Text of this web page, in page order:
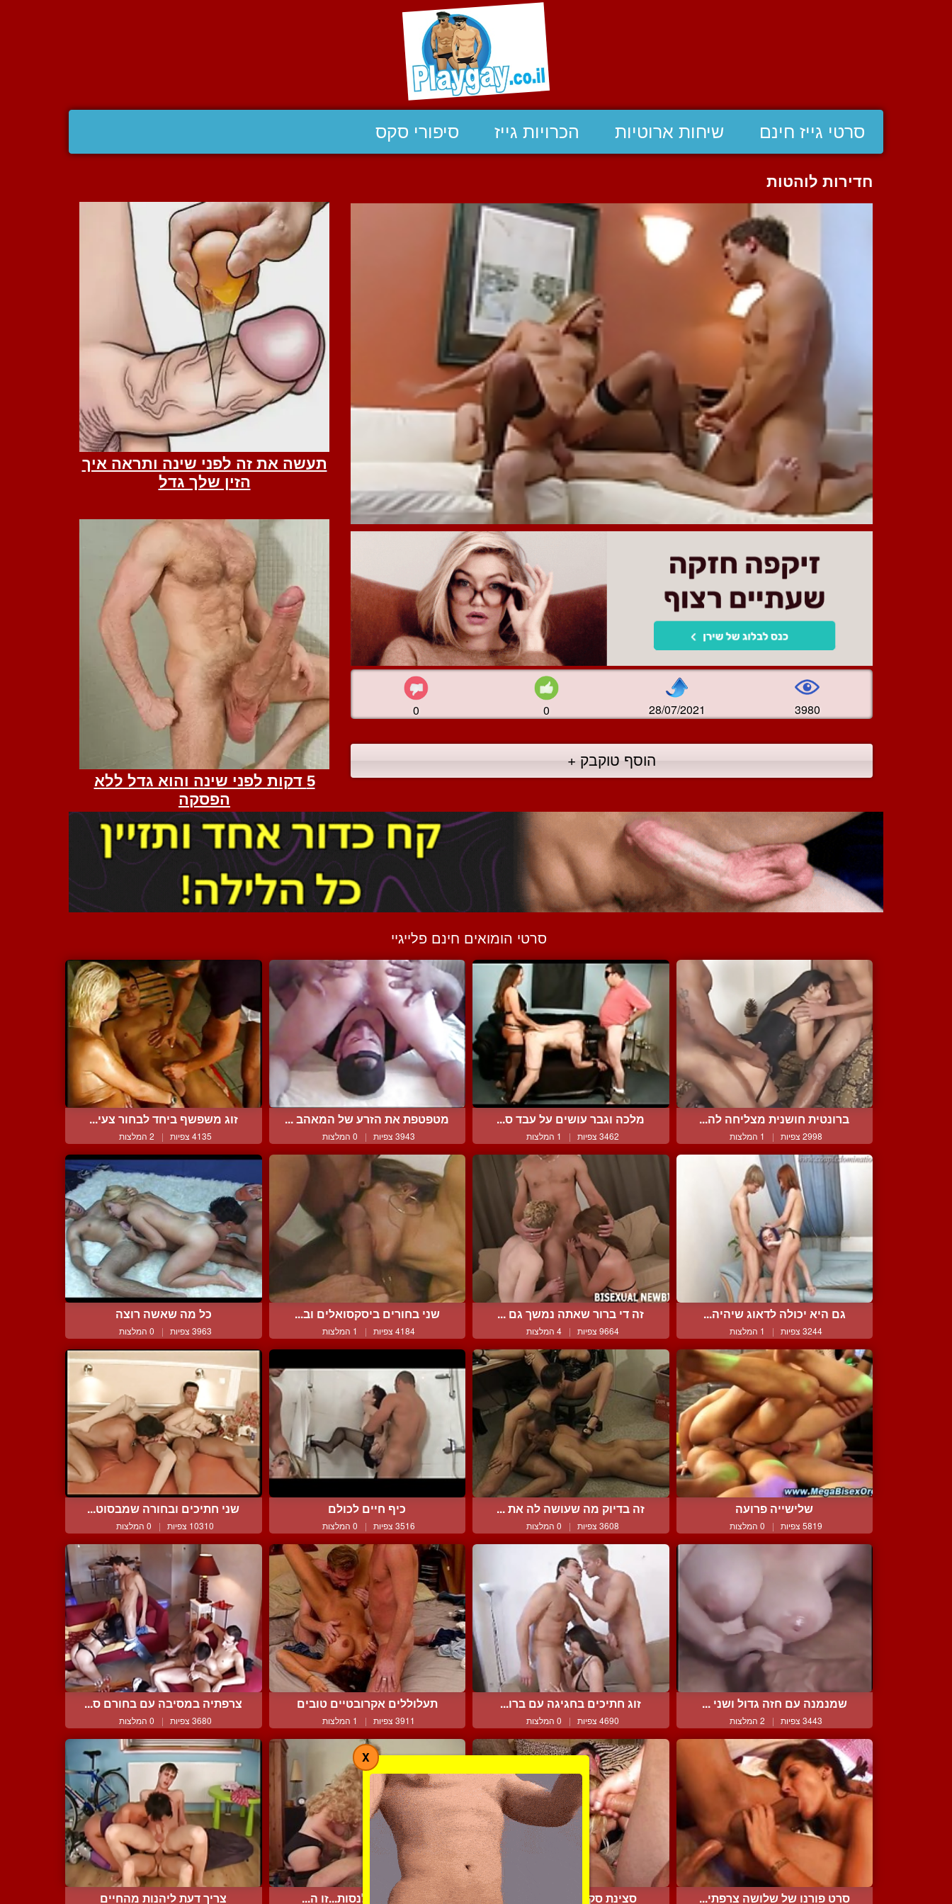
סרטי גייז חינם שיחות ארוטיות הכרויות גייז סיפורי סקס
חדירות לוהטות
0 0 28/07/2021 3980
הוסף טוקבק +
סרטי הומואים חינם פלייגיי
ברונטית חושנית מצליחה לה...
2998 צפיות | 1 המלצות
מלכה וגבר עושים על עבד ס...
3462 צפיות | 1 המלצות
מטפטפת את הזרע של המאהב ...
3943 צפיות | 0 המלצות
זוג משפשף ביחד לבחור צעי...
4135 צפיות | 2 המלצות
גם היא יכולה לדאוג שיהיה...
3244 צפיות | 1 המלצות
זה די ברור שאתה נמשך גם ...
9664 צפיות | 4 המלצות
שני בחורים ביסקסואלים וב...
4184 צפיות | 1 המלצות
כל מה שאשה רוצה
3963 צפיות | 0 המלצות
שלישייה פרועה
5819 צפיות | 0 המלצות
זה בדיוק מה שעושה לה את ...
3608 צפיות | 0 המלצות
כיף חיים לכולם
3516 צפיות | 0 המלצות
שני חתיכים ובחורה שמבסוט...
10310 צפיות | 0 המלצות
שמנמנה עם חזה גדול ושני ...
3443 צפיות | 2 המלצות
זוג חתיכים בחגיגה עם ברו...
4690 צפיות | 0 המלצות
תעלוללים אקרובטיים טובים
3911 צפיות | 1 המלצות
צרפתיה במסיבה עם בחורם ס...
3680 צפיות | 0 המלצות
סרט פורנו של שלושה צרפתי... סצינת סקס מטריפה ביותר לנסות או לא לנסות...זו ה... צריך דעת ליהנות מהחיים
X